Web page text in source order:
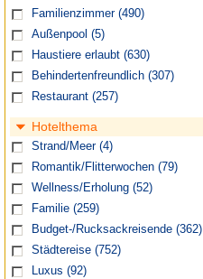
Familienzimmer (490)
Außenpool (5)
Haustiere erlaubt (630)
Behindertenfreundlich (307)
Restaurant (257)
Hotelthema
Strand/Meer (4)
Romantik/Flitterwochen (79)
Wellness/Erholung (52)
Familie (259)
Budget-/Rucksackreisende (362)
Städtereise (752)
Luxus (92)